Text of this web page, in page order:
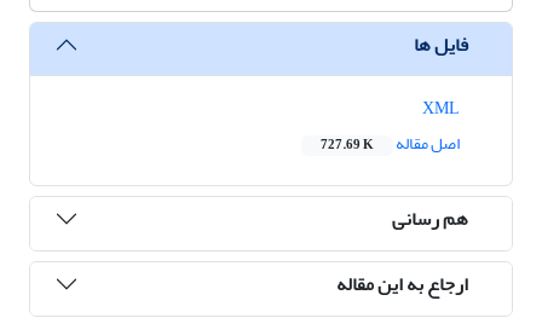
فایل ها
اصل مقاله
727.69 K
هم رسانی
ارجاع به این مقاله